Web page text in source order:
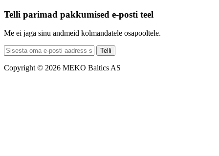
Telli parimad pakkumised e-posti teel
Me ei jaga sinu andmeid kolmandatele osapooltele.
Telli
Copyright © 2026 MEKO Baltics AS